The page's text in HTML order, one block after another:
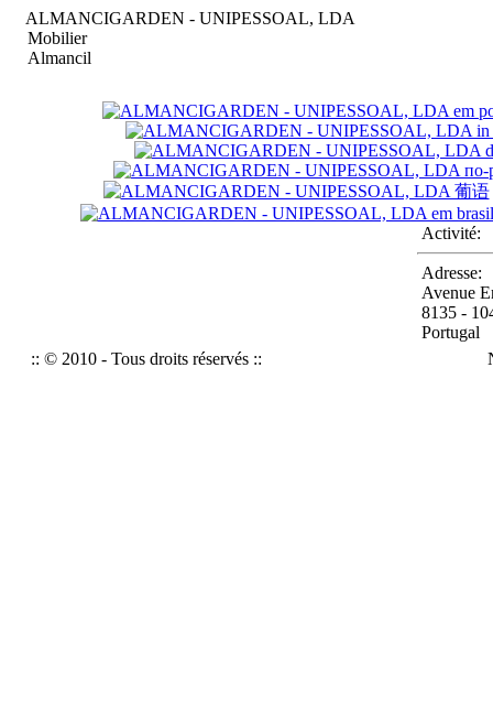
ALMANCIGARDEN - UNIPESSOAL, LDA
Mobilier
Almancil
Activité:
Adresse:
Avenue
8135 -
Portugal
:: © 2010 - Tous droits réservés ::